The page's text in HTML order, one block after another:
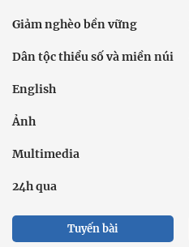
Giảm nghèo bền vững
Dân tộc thiểu số và miền núi
English
Ảnh
Multimedia
24h qua
Tuyến bài